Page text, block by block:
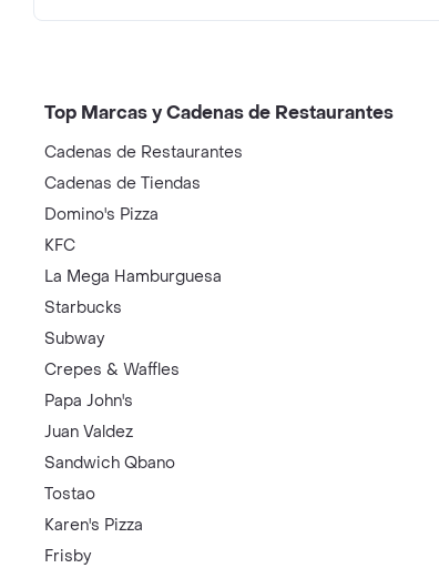
Top Marcas y Cadenas de Restaurantes
Cadenas de Restaurantes
Cadenas de Tiendas
Domino's Pizza
KFC
La Mega Hamburguesa
Starbucks
Subway
Crepes & Waffles
Papa John's
Juan Valdez
Sandwich Qbano
Tostao
Karen's Pizza
Frisby